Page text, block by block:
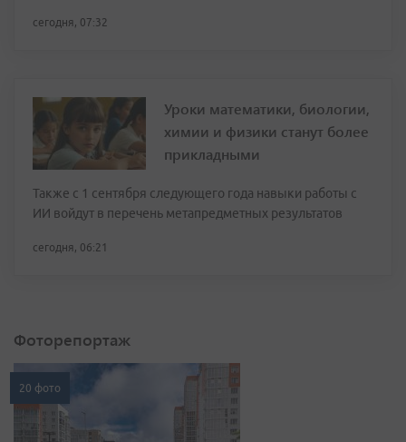
сегодня, 07:32
Уроки математики, биологии,
химии и физики станут более
прикладными
Также с 1 сентября следующего года навыки работы с
ИИ войдут в перечень метапредметных результатов
сегодня, 06:21
Фоторепортаж
20 фото